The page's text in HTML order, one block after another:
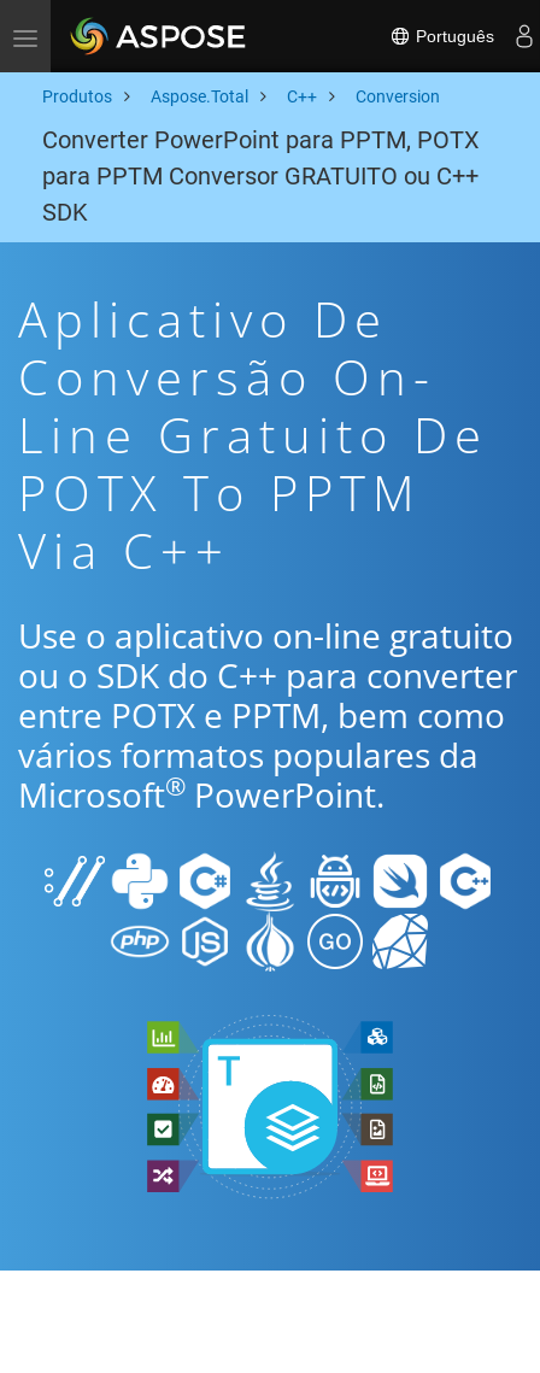
Toggle navigation Português
Produtos Aspose.Total C++ Conversion
Converter PowerPoint para PPTM, POTX
para PPTM Conversor GRATUITO ou C++
SDK
Aplicativo De
Conversão On-
Line Gratuito De
POTX To PPTM
Via C++
Use o aplicativo on-line gratuito
ou o SDK do C++ para converter
entre POTX e PPTM, bem como
vários formatos populares da
Microsoft® PowerPoint.